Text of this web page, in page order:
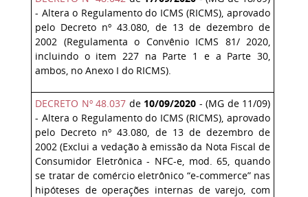
- Altera o Regulamento do ICMS (RICMS), aprovado
pelo Decreto nº 43.080, de 13 de dezembro de
2002 (Regulamenta o Convênio ICMS 81/ 2020,
incluindo o item 227 na Parte 1 e a Parte 30,
ambos, no Anexo I do RICMS).
DECRETO Nº 48.037 de 10/09/2020 - (MG de 11/09)
- Altera o Regulamento do ICMS (RICMS), aprovado
pelo Decreto nº 43.080, de 13 de dezembro de
2002 (Exclui a vedação à emissão da Nota Fiscal de
Consumidor Eletrônica - NFC-e, mod. 65, quando
se tratar de comércio eletrônico “e-commerce” nas
hipóteses de operações internas de varejo, com